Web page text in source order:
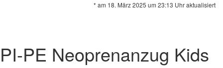
* am 18. März 2025 um 23:13 Uhr aktualisiert
PI-PE Neoprenanzug Kids